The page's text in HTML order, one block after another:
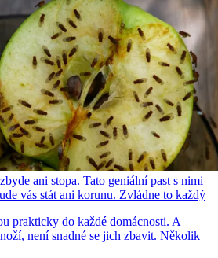
ani stopa. Tato geniální past s nimi
vás stát ani korunu. Zvládne to každý
prakticky do každé domácnosti. A
není snadné se jich zbavit. Několik